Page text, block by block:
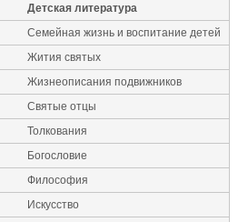
Детская литература
Семейная жизнь и воспитание детей
Жития святых
Жизнеописания подвижников
Святые отцы
Толкования
Богословие
Философия
Искусство